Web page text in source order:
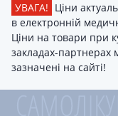
УВАГА! Ціни
в електронній
Ціни на товари при
закладах-партнерах
зазначені на сайті!